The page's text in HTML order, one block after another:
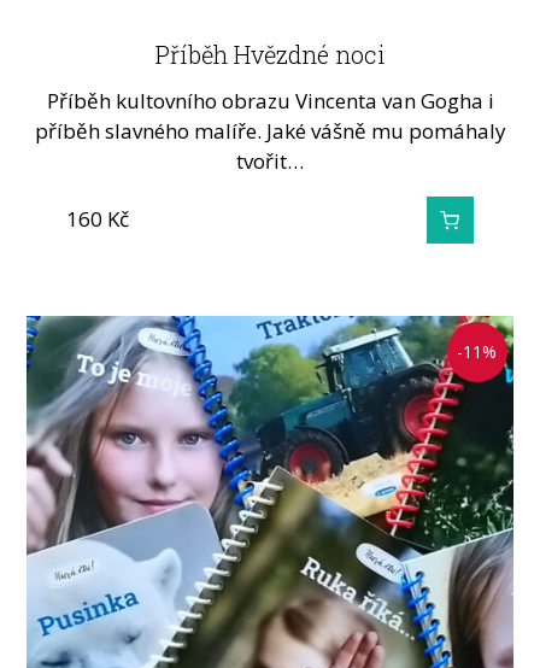
Příběh Hvězdné noci
Příběh kultovního obrazu Vincenta van Gogha i
příběh slavného malíře. Jaké vášně mu pomáhaly
tvořit…
160 Kč
-11%